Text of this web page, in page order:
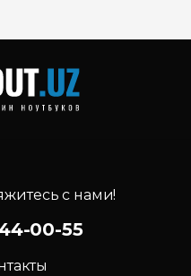
с нами!
00-55